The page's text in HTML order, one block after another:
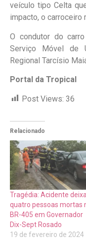
veículo tipo Celta
impacto, o carroceiro
O condutor do
Serviço Móvel de
Regional Tarcísio
Portal da Tropical
Post Views: 36
Relacionado
Tragédia: Acidente deixa
quatro pessoas mortas
BR-405 em Governador
Dix-Sept Rosado
19 de fevereiro de 2024